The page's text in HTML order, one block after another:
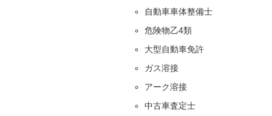
自動車車体整備士
危険物乙4類
大型自動車免許
ガス溶接
アーク溶接
中古車査定士